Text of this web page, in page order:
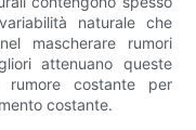
naturale che
mascherare rumori
attenuano queste
costante per
costante.